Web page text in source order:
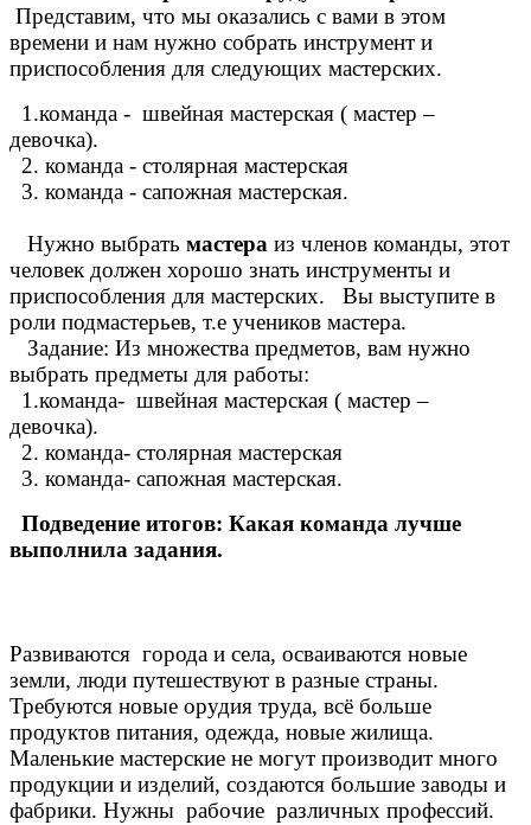
Представим, что мы оказались с вами в этом
времени и нам нужно собрать инструмент и
приспособления для следующих мастерских.
1.команда - швейная мастерская ( мастер –
девочка).
2. команда - столярная мастерская
3. команда - сапожная мастерская.
Нужно выбрать мастера из членов команды, этот
человек должен хорошо знать инструменты и
приспособления для мастерских. Вы выступите в
роли подмастерьев, т.е учеников мастера.
Задание: Из множества предметов, вам нужно
выбрать предметы для работы:
1.команда- швейная мастерская ( мастер –
девочка).
2. команда- столярная мастерская
3. команда- сапожная мастерская.
Подведение итогов: Какая команда лучше
выполнила задания.
Развиваются города и села, осваиваются новые
земли, люди путешествуют в разные страны.
Требуются новые орудия труда, всё больше
продуктов питания, одежда, новые жилища.
Маленькие мастерские не могут производит много
продукции и изделий, создаются большие заводы и
фабрики. Нужны рабочие различных профессий.